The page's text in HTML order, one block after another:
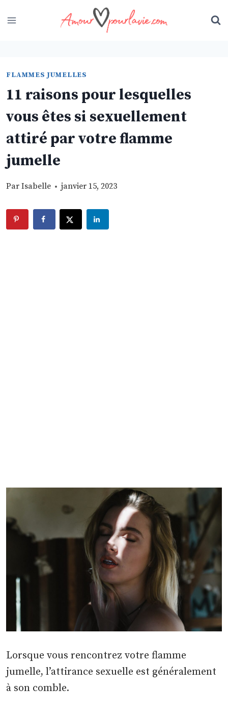
to
FLAMMES JUMELLES
11 raisons pour lesquelles
vous êtes si sexuellement
attiré par votre flamme
jumelle
Par Isabelle janvier 15, 2023
Lorsque vous rencontrez votre flamme
jumelle, l’attirance sexuelle est généralement
à son comble.